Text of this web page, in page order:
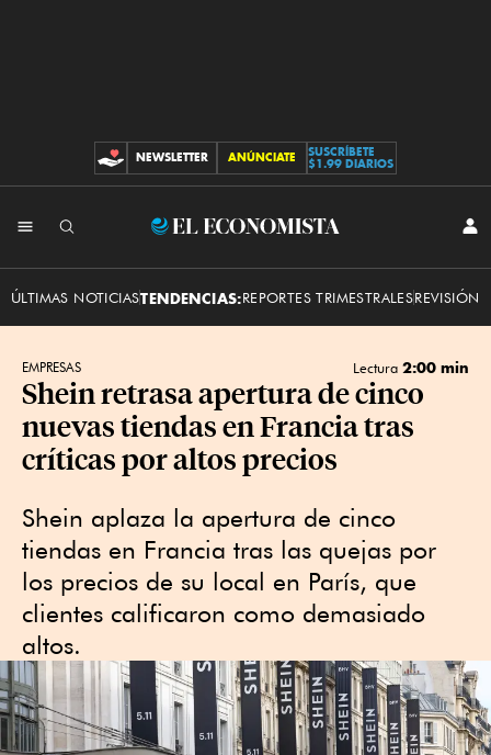
CONTRIBUCIONES
NEWSLETTER ANÚNCIATE
SUSCRÍBETE
$1.99 DIARIOS
El
ÚLTIMAS NOTICIASTENDENCIAS:REPORTES TRIMESTRALESREVISIÓN
EMPRESAS Lectura 2:00 min
Shein retrasa apertura de cinco
nuevas tiendas en Francia tras
críticas por altos precios
Shein aplaza la apertura de cinco
tiendas en Francia tras las quejas por
los precios de su local en París, que
clientes calificaron como demasiado
altos.